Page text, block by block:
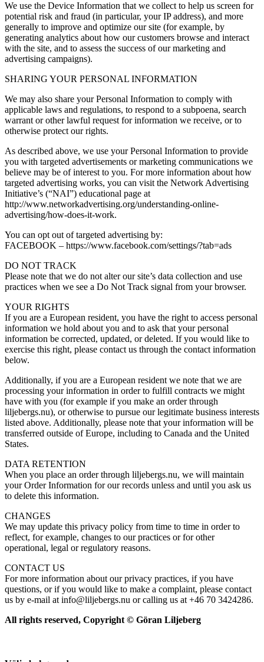
We use the Device Information that we collect to help us screen for
potential risk and fraud (in particular, your IP address), and more
generally to improve and optimize our site (for example, by
generating analytics about how our customers browse and interact
with the site, and to assess the success of our marketing and
advertising campaigns).
SHARING YOUR PERSONAL INFORMATION
We may also share your Personal Information to comply with
applicable laws and regulations, to respond to a subpoena, search
warrant or other lawful request for information we receive, or to
otherwise protect our rights.
As described above, we use your Personal Information to provide
you with targeted advertisements or marketing communications we
believe may be of interest to you. For more information about how
targeted advertising works, you can visit the Network Advertising
Initiative’s (“NAI”) educational page at
http://www.networkadvertising.org/understanding-online-
advertising/how-does-it-work.
You can opt out of targeted advertising by:
FACEBOOK – https://www.facebook.com/settings/?tab=ads
DO NOT TRACK
Please note that we do not alter our site’s data collection and use
practices when we see a Do Not Track signal from your browser.
YOUR RIGHTS
If you are a European resident, you have the right to access personal
information we hold about you and to ask that your personal
information be corrected, updated, or deleted. If you would like to
exercise this right, please contact us through the contact information
below.
Additionally, if you are a European resident we note that we are
processing your information in order to fulfill contracts we might
have with you (for example if you make an order through
liljebergs.nu), or otherwise to pursue our legitimate business interests
listed above. Additionally, please note that your information will be
transferred outside of Europe, including to Canada and the United
States.
DATA RETENTION
When you place an order through liljebergs.nu, we will maintain
your Order Information for our records unless and until you ask us
to delete this information.
CHANGES
We may update this privacy policy from time to time in order to
reflect, for example, changes to our practices or for other
operational, legal or regulatory reasons.
CONTACT US
For more information about our privacy practices, if you have
questions, or if you would like to make a complaint, please contact
us by e-mail at info@liljebergs.nu or calling us at +46 70 3424286.
All rights reserved, Copyright © Göran Liljeberg